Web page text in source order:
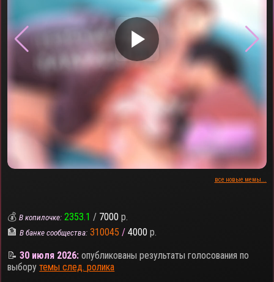
▶
все новые мемы...
💰В копилочке: 2353.1 / 7000 р.
🏦В банке сообщества: 310045 / 4000 р.
📝30 июля 2026: опубликованы результаты голосования по
выборутемы след. ролика